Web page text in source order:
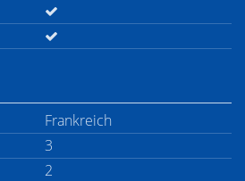
Frankreich
3
2